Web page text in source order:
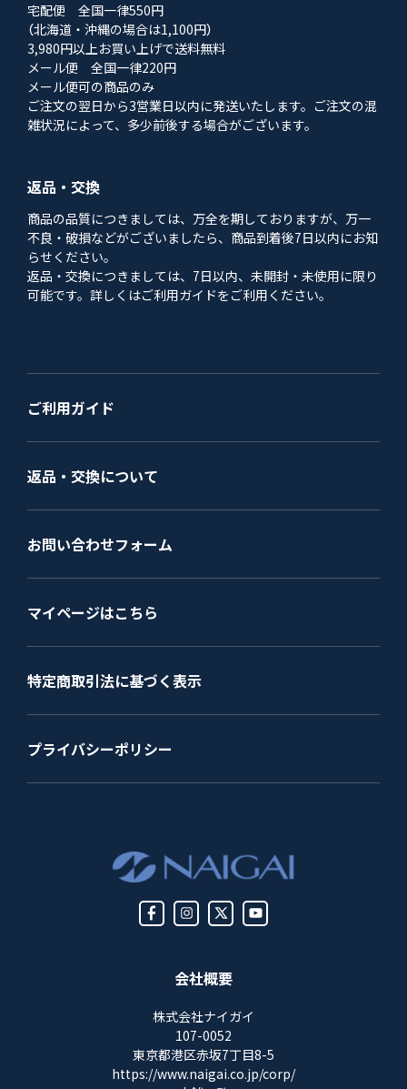
会社概要
株式会社ナイガイ
107-0052
東京都港区赤坂7丁目8-5
https://www.naigai.co.jp/corp/
宅配便 全国一律550円
（北海道・沖縄の場合は1,100円）
3,980円以上お買い上げで送料無料
メール便 全国一律220円
メール便可の商品のみ
ご注文の翌日から3営業日以内に発送いたします。ご注文の混
雑状況によって、多少前後する場合がございます。
返品・交換
商品の品質につきましては、万全を期しておりますが、万一
不良・破損などがございましたら、商品到着後7日以内にお知
らせください。
返品・交換につきましては、7日以内、未開封・未使用に限り
可能です。詳しくはご利用ガイドをご利用ください。
ご利用ガイド
返品・交換について
お問い合わせフォーム
マイページはこちら
特定商取引法に基づく表示
プライバシーポリシー